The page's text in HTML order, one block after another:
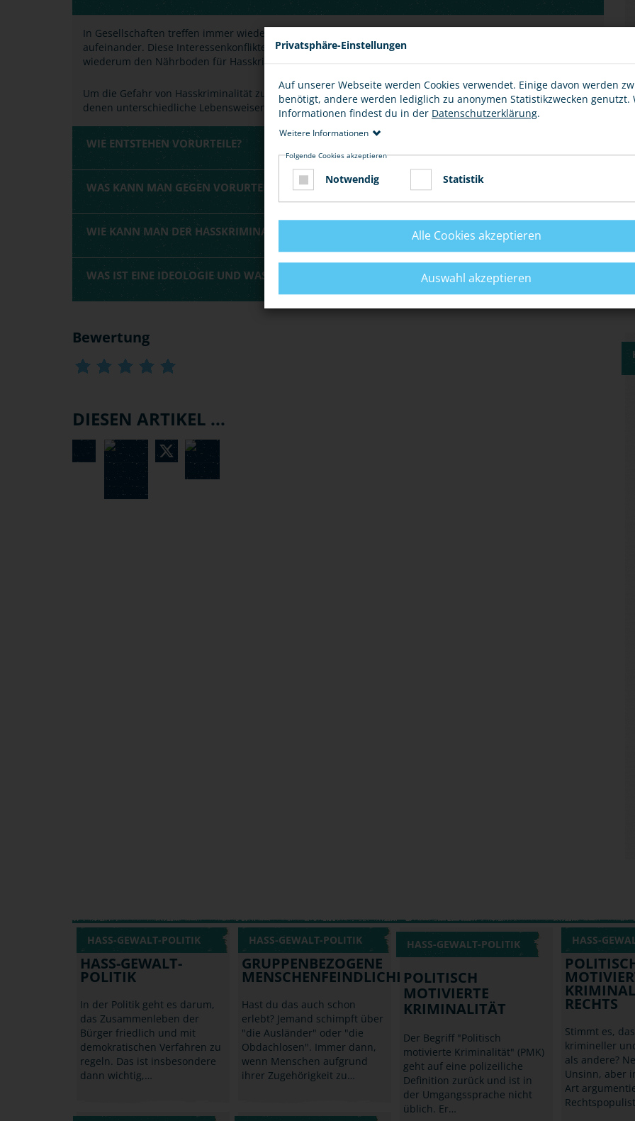
In Gesellschaften treffen immer wieder Gruppen mit unterschiedlichen Interessen und Bedürfnissen
aufeinander. Diese Interessenkonflikte beeinflussen Vorurteile gegenüber anderen Gruppen, die
wiederum den Nährboden für Hasskriminalität bilden.
Um die Gefahr von Hasskriminalität zu mindern, ist es von daher wichtig, eine Gesellschaft zu fördern, in
denen unterschiedliche Lebensweisen und Weltanschauungen nebeneinander bestehen können.
WIE ENTSTEHEN VORURTEILE?
WAS KANN MAN GEGEN VORURTEILE TUN?
WIE KANN MAN DER HASSKRIMINALITÄT VORBEUGEN?
WAS IST EINE IDEOLOGIE UND WAS KANN SIE BEWIRKEN?
Bewertung
DIESEN ARTIKEL ...
HASS-GEWALT-POLITIK
HASS-GEWALT-
POLITIK
In der Politik geht es darum,
das Zusammenleben der
Bürger friedlich und mit
demokratischen Verfahren zu
regeln. Das ist insbesondere
dann wichtig,…
HASS-GEWALT-POLITIK
GRUPPENBEZOGENE
MENSCHENFEINDLICHKEIT
Hast du das auch schon
erlebt? Jemand schimpft über
"die Ausländer" oder "die
Obdachlosen". Immer dann,
wenn Menschen aufgrund
ihrer Zugehörigkeit zu…
HASS-GEWALT-POLITIK
POLITISCH
MOTIVIERTE
KRIMINALITÄT
Der Begriff "Politisch
motivierte Kriminalität" (PMK)
geht auf eine polizeiliche
Definition zurück und ist in
der Umgangssprache nicht
üblich. Er…
HASS-
RECHTS
Stimmt es,
krimineller
als andere?
Unsinn, aber
Art
Privatsphäre-Einstellungen
Auf unserer Webseite werden Cookies verwendet. Einige davon werden
benötigt, andere werden lediglich zu anonymen Statistikzwecken genutzt.
Informationen findest du in der Datenschutzerklärung.
Weitere Informationen
Folgende Cookies akzeptieren
Notwendig Statistik
Alle Cookies akzeptieren
Auswahl akzeptieren